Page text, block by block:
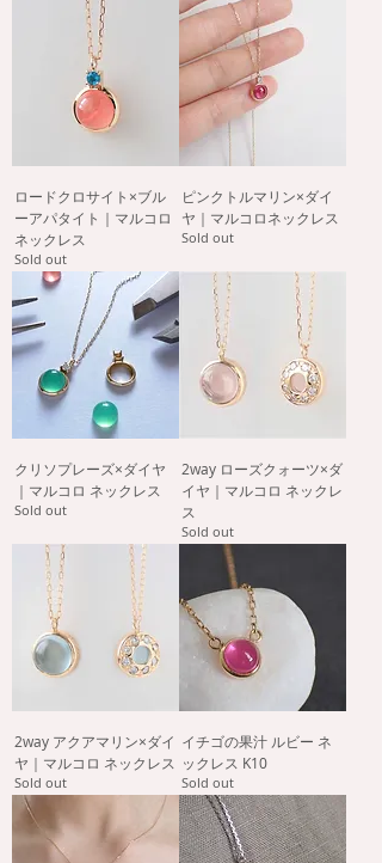
ロードクロサイト×ブル
ーアパタイト｜マルコロ
ネックレス
Sold out
ピンクトルマリン×ダイ
ヤ｜マルコロネックレス
Sold out
クリソプレーズ×ダイヤ
｜マルコロ ネックレス
Sold out
2way ローズクォーツ×ダ
イヤ｜マルコロ ネックレ
ス
Sold out
2way アクアマリン×ダイ
ヤ｜マルコロ ネックレス
Sold out
イチゴの果汁 ルビー ネ
ックレス K10
Sold out